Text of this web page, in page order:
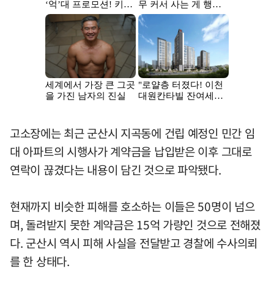
고소장에는 최근 군산시 지곡동에 건립 예정인 민간 임
대 아파트의 시행사가 계약금을 납입받은 이후 그대로
연락이 끊겼다는 내용이 담긴 것으로 파악됐다.
현재까지 비슷한 피해를 호소하는 이들은 50명이 넘으
며, 돌려받지 못한 계약금은 15억 가량인 것으로 전해졌
다. 군산시 역시 피해 사실을 전달받고 경찰에 수사의뢰
를 한 상태다.